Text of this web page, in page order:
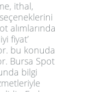
ithal,
alımlarında
fiyat’
bu konuda
Bursa Spot
bilgi